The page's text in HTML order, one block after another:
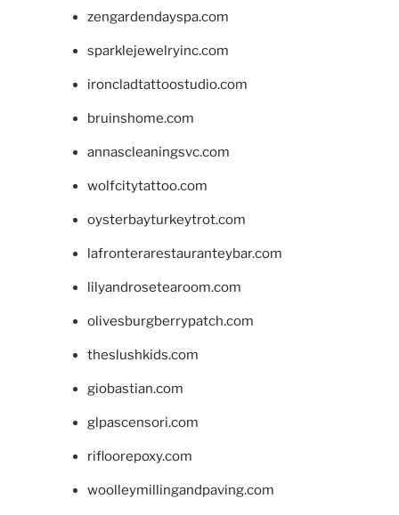
zengardendayspa.com
sparklejewelryinc.com
ironcladtattoostudio.com
bruinshome.com
annascleaningsvc.com
wolfcitytattoo.com
oysterbayturkeytrot.com
lafronterarestauranteybar.com
lilyandrosetearoom.com
olivesburgberrypatch.com
theslushkids.com
giobastian.com
glpascensori.com
rifloorepoxy.com
woolleymillingandpaving.com